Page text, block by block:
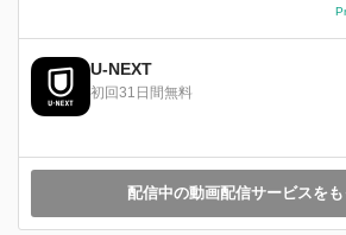
U-NEXT
初回31日間無料
配信中の動画配信サービスを